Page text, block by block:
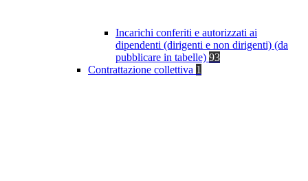
Incarichi conferiti e autorizzati ai
dipendenti (dirigenti e non dirigenti) (da
pubblicare in tabelle) 93
Contrattazione collettiva 1